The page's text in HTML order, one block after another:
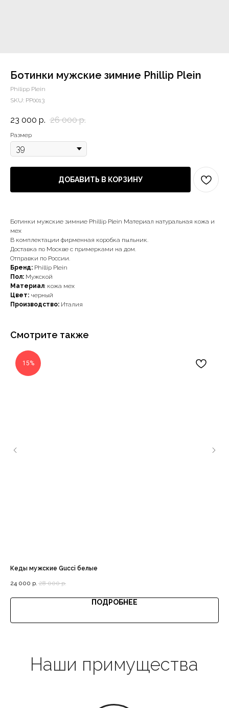
Ботинки мужские зимние Phillip Plein
Philipp Plein
SKU: PP0013
23 000 р. 26 000 р.
Размер
ДОБАВИТЬ В КОРЗИНУ
Ботинки мужские зимние Phillip Plein Материал натуральная кожа и
мех
В комплектации фирменная коробка пыльник.
Доставка по Москве с примерками на дом.
Отправки по России.
Бренд: Phillip Plein
Пол: Мужской
Материал: кожа мех
Цвет: черный
Производство: Италия
Смотрите также
15%
Кеды мужские Gucci белые
24 000 р. 28 000 р.
ПОДРОБНЕЕ
Выгодная цена